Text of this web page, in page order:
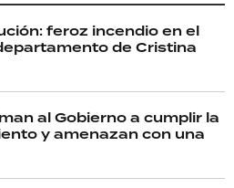
feroz incendio en el
de Cristina
al Gobierno a cumplir la
y amenazan con una